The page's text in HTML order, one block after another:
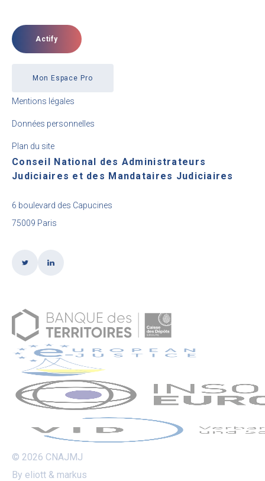
Actify
Mon Espace Pro
Mentions légales
Données personnelles
Plan du site
Conseil National des Administrateurs
Judiciaires et des Mandataires Judiciaires
6 boulevard des Capucines
75009 Paris
© 2026 CNAJMJ
By eliott & markus